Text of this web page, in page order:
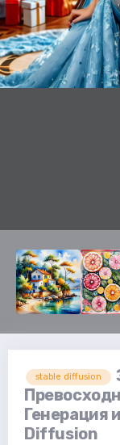
stable diffusion
Генерация
Diffusion